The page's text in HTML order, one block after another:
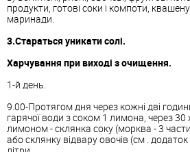
продукти, готові соки і компоти, квашену
маринади.
3.Стараться уникати солі.
Харчування при виході з очищення.
1-й день.
9.00-Протягом дня через кожні дві
гарячої води з соком 1 лимона, через 30
лимоном - склянка соку (морква - 3
або склянку відвару овочів (см .